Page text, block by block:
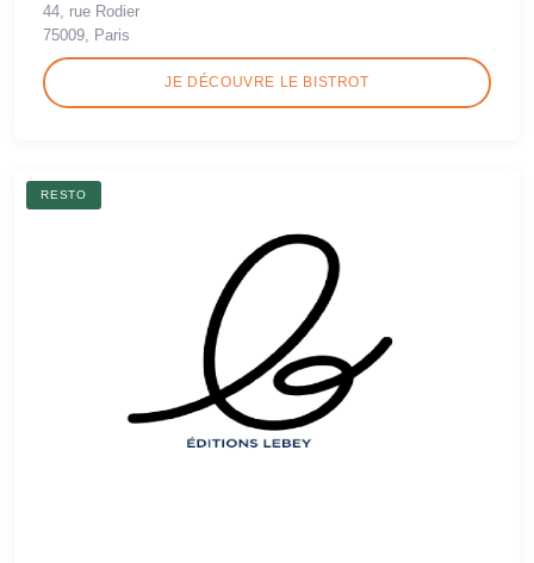
44, rue Rodier
75009, Paris
JE DÉCOUVRE LE BISTROT
RESTO